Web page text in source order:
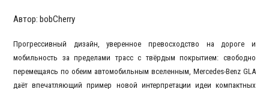
Автор: bobCherry
Прогрессивный дизайн, уверенное превосходство на дороге и
мобильность за пределами трасс с твёрдым покрытием: свободно
перемещаясь по обеим автомобильным вселенным, Mercedes-Benz GLA
даёт впечатляющий пример новой интерпретации идеи компактных